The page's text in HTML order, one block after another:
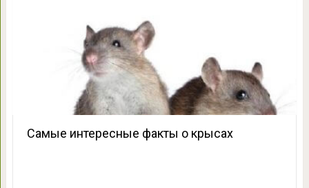
Самые интересные факты о крысах